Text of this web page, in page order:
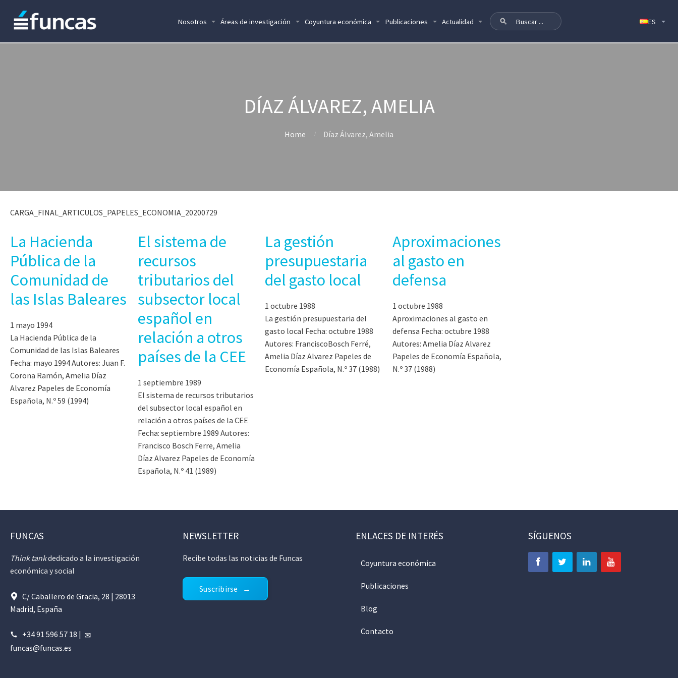
Nosotros Áreas de investigación Coyuntura económica Publicaciones Actualidad
DÍAZ ÁLVAREZ, AMELIA
Home Díaz Álvarez, Amelia
CARGA_FINAL_ARTICULOS_PAPELES_ECONOMIA_20200729
La Hacienda
Pública de la
Comunidad de
las Islas Baleares
1 mayo 1994
La Hacienda Pública de la
Comunidad de las Islas Baleares
Fecha: mayo 1994 Autores: Juan F.
Corona Ramón, Amelia Díaz
Alvarez Papeles de Economía
Española, N.º 59 (1994)
El sistema de
recursos
tributarios del
subsector local
español en
relación a otros
países de la CEE
1 septiembre 1989
El sistema de recursos tributarios
del subsector local español en
relación a otros países de la CEE
Fecha: septiembre 1989 Autores:
Francisco Bosch Ferre, Amelia
Díaz Alvarez Papeles de Economía
Española, N.º 41 (1989)
La gestión
presupuestaria
del gasto local
1 octubre 1988
La gestión presupuestaria del
gasto local Fecha: octubre 1988
Autores: FranciscoBosch Ferré,
Amelia Díaz Alvarez Papeles de
Economía Española, N.º 37 (1988)
Aproximaciones
al gasto en
defensa
1 octubre 1988
Aproximaciones al gasto en
defensa Fecha: octubre 1988
Autores: Amelia Díaz Alvarez
Papeles de Economía Española,
N.º 37 (1988)
FUNCAS
Think tankdedicado a la investigación
económica y social
C/ Caballero de Gracia, 28 | 28013
Madrid, España
+34 91 596 57 18 |
funcas@funcas.es
NEWSLETTER
Recibe todas las noticias de Funcas
Suscribirse
ENLACES DE INTERÉS
Coyuntura económica
Publicaciones
Blog
Contacto
SÍGUENOS